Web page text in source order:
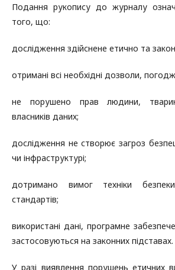
Подання рукопису до журналу
того, що:
дослідження здійснене етично та
отримані всі необхідні дозволи,
не порушено прав людини,
власників даних;
дослідження не створює загроз
чи інфраструктурі;
дотримано вимог техніки
стандартів;
використані дані, програмне
застосовуються на законних підставах.
У разі виявлення порушень етичних